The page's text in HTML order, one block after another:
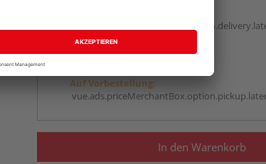
Auf Vorbestellung:
In den Warenkorb